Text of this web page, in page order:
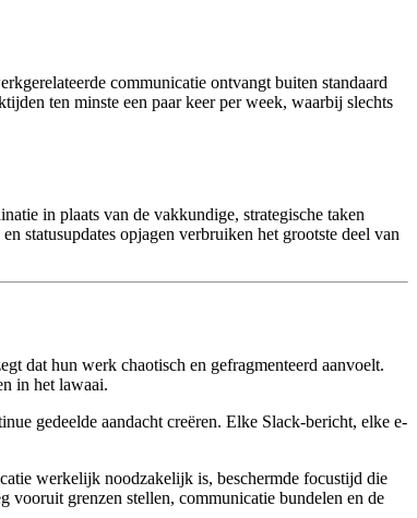
communicatie ontvangt buiten standaard
ten minste een paar keer per week, waarbij slechts
in plaats van de vakkundige, strategische taken
statusupdates opjagen verbruiken het grootste deel van
dat hun werk chaotisch en gefragmenteerd aanvoelt.
in het lawaai.
gedeelde aandacht creëren. Elke Slack-bericht, elke e-
werkelijk noodzakelijk is, beschermde focustijd die
grenzen stellen, communicatie bundelen en de